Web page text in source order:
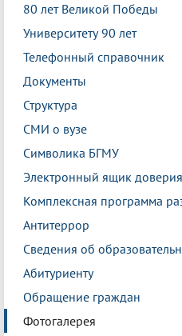
80 лет Великой Победы
Университету 90 лет
Телефонный справочник
Документы
Структура
СМИ о вузе
Символика БГМУ
Электронный ящик доверия
Комплексная программа
Антитеррор
Сведения об
Абитуриенту
Обращение граждан
Фотогалерея